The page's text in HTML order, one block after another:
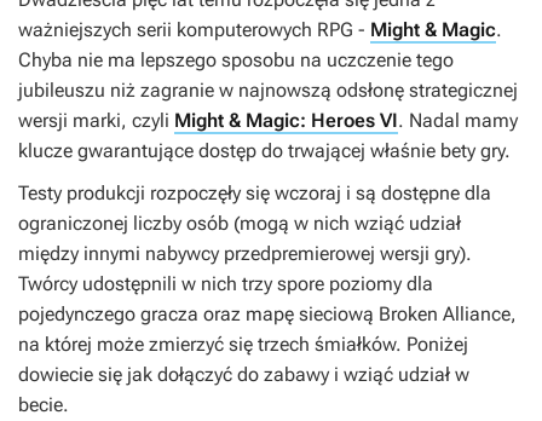
ważniejszych serii komputerowych RPG - Might & Magic.
Chyba nie ma lepszego sposobu na uczczenie tego
jubileuszu niż zagranie w najnowszą odsłonę strategicznej
wersji marki, czyli Might & Magic: Heroes VI. Nadal mamy
klucze gwarantujące dostęp do trwającej właśnie bety gry.
Testy produkcji rozpoczęły się wczoraj i są dostępne dla
ograniczonej liczby osób (mogą w nich wziąć udział
między innymi nabywcy przedpremierowej wersji gry).
Twórcy udostępnili w nich trzy spore poziomy dla
pojedynczego gracza oraz mapę sieciową Broken Alliance,
na której może zmierzyć się trzech śmiałków. Poniżej
dowiecie się jak dołączyć do zabawy i wziąć udział w
becie.